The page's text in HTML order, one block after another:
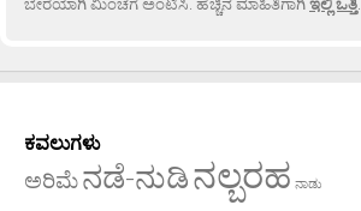
ಕವಲುಗಳು
ಅರಿಮೆನಡೆ-ನುಡಿನಲ್ಬರಹ ನಾಡು